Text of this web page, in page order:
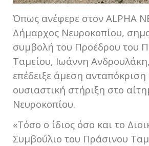
Όπως ανέφερε στον ALPHA
Δήμαρχος Νευροκοπίου,
συμβολή του Προέδρου του
Ταμείου, Ιωάννη
επέδειξε άμεση ανταπόκριση
ουσιαστική στήριξη στο
Νευροκοπίου.
«Τόσο ο ίδιος όσο και το
Συμβούλιο του Πράσινου